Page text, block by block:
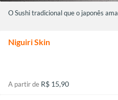
O Sushi tradicional que o japonês ama
Niguiri Skin
A partir de R$ 15,90